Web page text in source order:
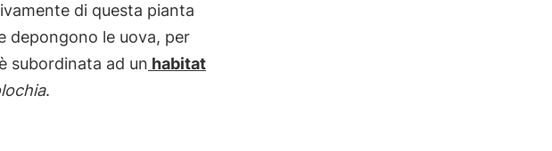
di questa pianta
depongono le uova, per
subordinata ad un habitat
.